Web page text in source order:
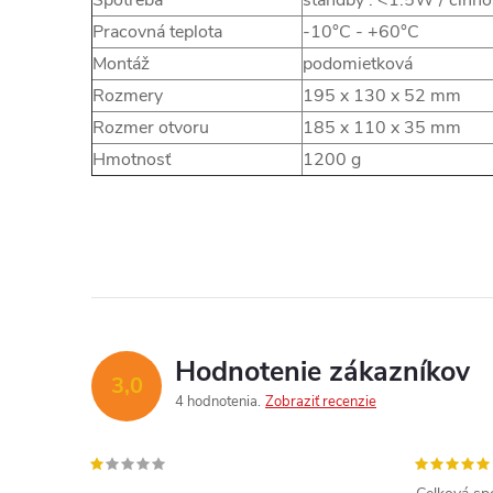
Pracovná teplota
-10°C - +60°C
Montáž
podomietková
Rozmery
195 x 130 x 52 mm
Rozmer otvoru
185 x 110 x 35 mm
Hmotnosť
1200 g
3,0 Hodnotenie zákazníkov
4 hodnotenia Zobraziť recenzie